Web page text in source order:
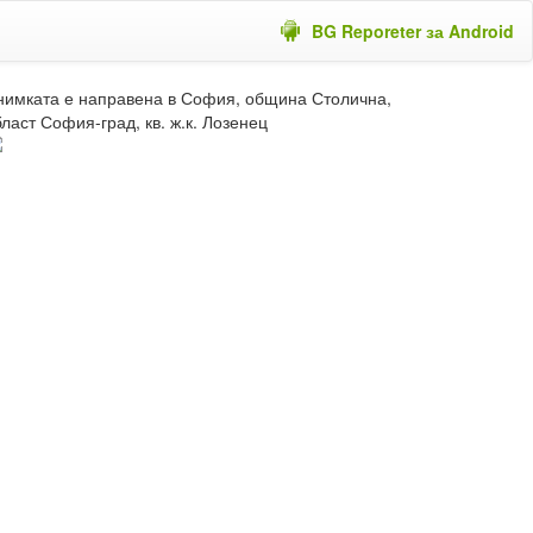
BG Reporeter за Android
е направена в София, община Столична,
София-град, кв. ж.к. Лозенец